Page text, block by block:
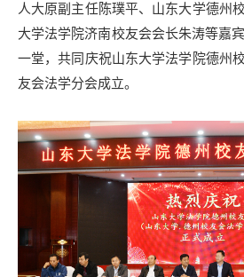
人大原副主任陈璞平、山东大学德州
大学法学院济南校友会会长朱涛等嘉
一堂，共同庆祝山东大学法学院德州
友会法学分会成立。